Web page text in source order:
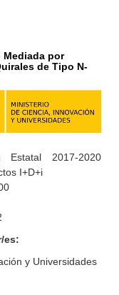
Mediada por
de Tipo N-
Estatal 2017-2020
I+D+i
es:
y Universidades